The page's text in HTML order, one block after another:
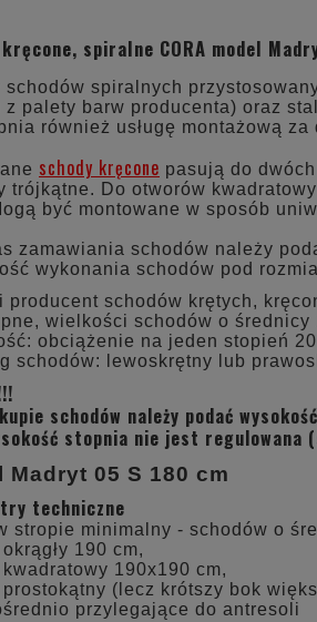
kręcone, spiralne CORA model
schodów spiralnych
z palety barw producenta) oraz
również usługę montażową za
schody kręcone pasują do
trójkątne. Do otworów
być montowane w sposób
zamawiania schodów należy
wykonania schodów pod
producent schodów krętych,
wielkości schodów o
obciążenie na jeden stopień
schodów: lewoskrętny lub
schodów należy podać
stopnia nie jest regulowana
Madryt 05 S 180 cm
techniczne
stropie minimalny - schodów o
190 cm,
190x190 cm,
(lecz krótszy bok
przylegające do antresoli